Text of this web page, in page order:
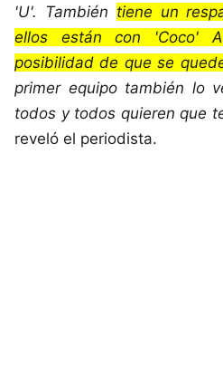
'U'. También tiene un
ellos están con 'Coco'
posibilidad de que se
primer equipo también lo
todos y todos quieren que
reveló el periodista.